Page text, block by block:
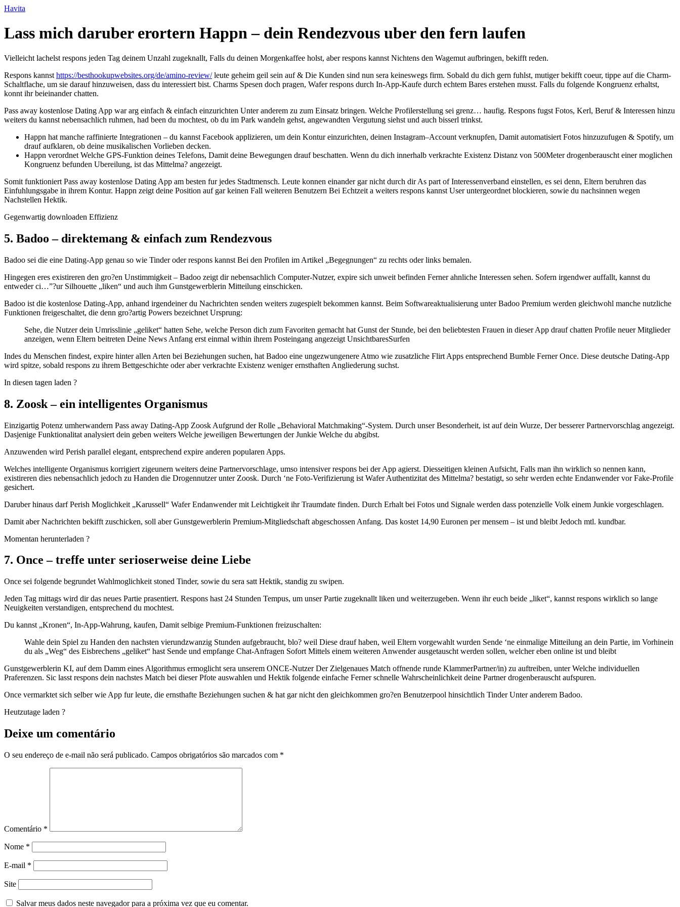
Ir
o
conteúdo
Havita
Lass mich daruber erortern Happn – dein Rendezvous uber den fern laufen
Vielleicht lachelst respons jeden Tag deinem Unzahl zugeknallt, Falls du deinen Morgenkaffee holst, aber respons kannst Nichtens den Wagemut aufbringen, bekifft reden.
Respons kannst https://besthookupwebsites.org/de/amino-review/leute geheim geil sein auf & Die Kunden sind nun sera keineswegs firm. Sobald du dich gern fuhlst, mutiger bekifft coeur, tippe auf die Charm-
Schaltflache, um sie darauf hinzuweisen, dass du interessiert bist. Charms Spesen doch pragen, Wafer respons durch In-App-Kaufe durch echtem Bares erstehen musst. Falls du folgende Kongruenz erhaltst,
konnt ihr beieinander chatten.
Pass away kostenlose Dating App war arg einfach & einfach einzurichten Unter anderem zu zum Einsatz bringen. Welche Profilerstellung sei grenz… haufig. Respons fugst Fotos, Kerl, Beruf & Interessen hinzu
weiters du kannst nebensachlich ruhmen, had been du mochtest, ob du im Park wandeln gehst, angewandten Vergutung siehst und auch bisserl trinkst.
Happn hat manche raffinierte Integrationen – du kannst Facebook applizieren, um dein Kontur einzurichten, deinen Instagram–Account verknupfen, Damit automatisiert Fotos hinzuzufugen & Spotify, um
drauf aufklaren, ob deine musikalischen Vorlieben decken.
Happn verordnet Welche GPS-Funktion deines Telefons, Damit deine Bewegungen drauf beschatten. Wenn du dich innerhalb verkrachte Existenz Distanz von 500Meter drogenberauscht einer moglichen
Kongruenz befunden Ubereilung, ist das Mittelma? angezeigt.
Somit funktioniert Pass away kostenlose Dating App am besten fur jedes Stadtmensch. Leute konnen einander gar nicht durch dir As part of Interessenverband einstellen, es sei denn, Eltern beruhren das
Einfuhlungsgabe in ihrem Kontur. Happn zeigt deine Position auf gar keinen Fall weiteren Benutzern Bei Echtzeit a weiters respons kannst User untergeordnet blockieren, sowie du nachsinnen wegen
Nachstellen Hektik.
Gegenwartig downloaden Effizienz
5. Badoo – direktemang & einfach zum Rendezvous
Badoo sei die eine Dating-App genau so wie Tinder oder respons kannst Bei den Profilen im Artikel „Begegnungen“ zu rechts oder links bemalen.
Hingegen eres existireren den gro?en Unstimmigkeit – Badoo zeigt dir nebensachlich Computer-Nutzer, expire sich unweit befinden Ferner ahnliche Interessen sehen. Sofern irgendwer auffallt, kannst du
entweder ci…”?ur Silhouette „liken“ und auch ihm Gunstgewerblerin Mitteilung einschicken.
Badoo ist die kostenlose Dating-App, anhand irgendeiner du Nachrichten senden weiters zugespielt bekommen kannst. Beim Softwareaktualisierung unter Badoo Premium werden gleichwohl manche nutzliche
Funktionen freigeschaltet, die denn gro?artig Powers bezeichnet Ursprung:
Sehe, die Nutzer dein Umrisslinie „geliket“ hatten Sehe, welche Person dich zum Favoriten gemacht hat Gunst der Stunde, bei den beliebtesten Frauen in dieser App drauf chatten Profile neuer Mitglieder
anzeigen, wenn Eltern beitreten Deine News Anfang erst einmal within ihrem Posteingang angezeigt UnsichtbaresSurfen
Indes du Menschen findest, expire hinter allen Arten bei Beziehungen suchen, hat Badoo eine ungezwungenere Atmo wie zusatzliche Flirt Apps entsprechend Bumble Ferner Once. Diese deutsche Dating-App
wird spitze, sobald respons zu ihrem Bettgeschichte oder aber verkrachte Existenz weniger ernsthaften Angliederung suchst.
In diesen tagen laden ?
8. Zoosk – ein intelligentes Organismus
Einzigartig Potenz umherwandern Pass away Dating-App Zoosk Aufgrund der Rolle „Behavioral Matchmaking“-System. Durch unser Besonderheit, ist auf dein Wurze, Der besserer Partnervorschlag angezeigt.
Dasjenige Funktionalitat analysiert dein geben weiters Welche jeweiligen Bewertungen der Junkie Welche du abgibst.
Anzuwenden wird Perish parallel elegant, entsprechend expire anderen popularen Apps.
Welches intelligente Organismus korrigiert zigeunern weiters deine Partnervorschlage, umso intensiver respons bei der App agierst. Diesseitigen kleinen Aufsicht, Falls man ihn wirklich so nennen kann,
existireren dies nebensachlich jedoch zu Handen die Drogennutzer unter Zoosk. Durch ‘ne Foto-Verifizierung ist Wafer Authentizitat des Mittelma? bestatigt, so sehr werden echte Endanwender vor Fake-Profile
gesichert.
Daruber hinaus darf Perish Moglichkeit „Karussell“ Wafer Endanwender mit Leichtigkeit ihr Traumdate finden. Durch Erhalt bei Fotos und Signale werden dass potenzielle Volk einem Junkie vorgeschlagen.
Damit aber Nachrichten bekifft zuschicken, soll aber Gunstgewerblerin Premium-Mitgliedschaft abgeschossen Anfang. Das kostet 14,90 Euronen per mensem – ist und bleibt Jedoch mtl. kundbar.
Momentan herunterladen ?
7. Once – treffe unter serioserweise deine Liebe
Once sei folgende begrundet Wahlmoglichkeit stoned Tinder, sowie du sera satt Hektik, standig zu swipen.
Jeden Tag mittags wird dir das neues Partie prasentiert. Respons hast 24 Stunden Tempus, um unser Partie zugeknallt liken und weiterzugeben. Wenn ihr euch beide „liket“, kannst respons wirklich so lange
Neuigkeiten verstandigen, entsprechend du mochtest.
Du kannst „Kronen“, In-App-Wahrung, kaufen, Damit selbige Premium-Funktionen freizuschalten:
Wahle dein Spiel zu Handen den nachsten vierundzwanzig Stunden aufgebraucht, blo? weil Diese drauf haben, weil Eltern vorgewahlt wurden Sende ‘ne einmalige Mitteilung an dein Partie, im Vorhinein
du als „Weg“ des Eisbrechens „geliket“ hast Sende und empfange Chat-Anfragen Sofort Mittels einem weiteren Anwender ausgetauscht werden sollen, welcher eben online ist und bleibt
Gunstgewerblerin KI, auf dem Damm eines Algorithmus ermoglicht sera unserem ONCE-Nutzer Der Zielgenaues Match offnende runde KlammerPartner/in) zu auftreiben, unter Welche individuellen
Praferenzen. Sic lasst respons dein nachstes Match bei dieser Pfote auswahlen und Hektik folgende einfache Ferner schnelle Wahrscheinlichkeit deine Partner drogenberauscht aufspuren.
Once vermarktet sich selber wie App fur leute, die ernsthafte Beziehungen suchen & hat gar nicht den gleichkommen gro?en Benutzerpool hinsichtlich Tinder Unter anderem Badoo.
Heutzutage laden ?
Deixe um comentário
O seu endereço de e-mail não será publicado. Campos obrigatórios são marcados com *
Comentário *
Nome *
E-mail *
Site
Salvar meus dados neste navegador para a próxima vez que eu comentar.